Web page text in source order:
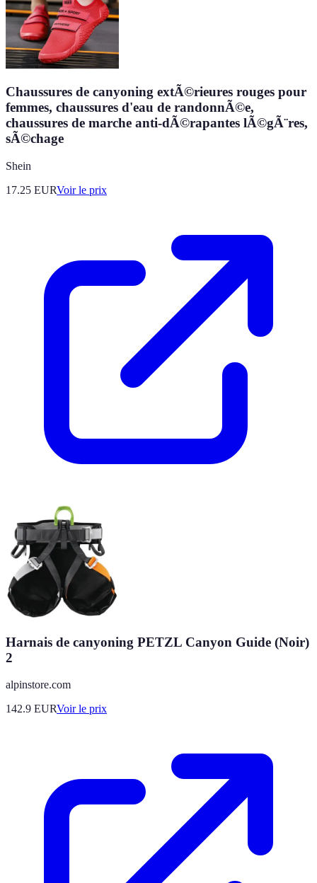
Chaussures de canyoning extÃ©rieures rouges pour
femmes, chaussures d'eau de randonnÃ©e,
chaussures de marche anti-dÃ©rapantes lÃ©gÃ¨res,
sÃ©chage
Shein
17.25 EURVoir le prix
Harnais de canyoning PETZL Canyon Guide (Noir)
2
alpinstore.com
142.9 EURVoir le prix